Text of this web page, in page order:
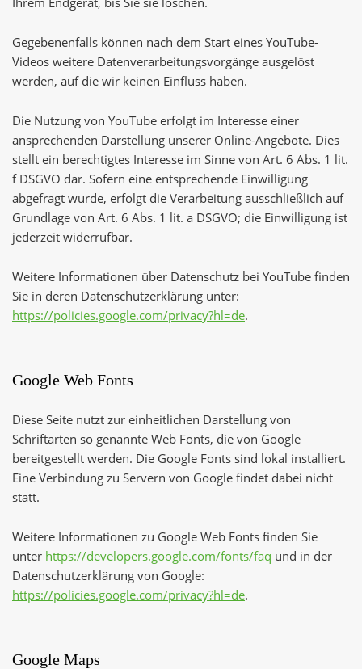
Gegebenenfalls können nach dem Start eines YouTube-
Videos weitere Datenverarbeitungsvorgänge ausgelöst
werden, auf die wir keinen Einfluss haben.
Die Nutzung von YouTube erfolgt im Interesse einer
ansprechenden Darstellung unserer Online-Angebote. Dies
stellt ein berechtigtes Interesse im Sinne von Art. 6 Abs. 1 lit.
f DSGVO dar. Sofern eine entsprechende Einwilligung
abgefragt wurde, erfolgt die Verarbeitung ausschließlich auf
Grundlage von Art. 6 Abs. 1 lit. a DSGVO; die Einwilligung ist
jederzeit widerrufbar.
Weitere Informationen über Datenschutz bei YouTube finden
Sie in deren Datenschutzerklärung unter:
https://policies.google.com/privacy?hl=de.
Google Web Fonts
Diese Seite nutzt zur einheitlichen Darstellung von
Schriftarten so genannte Web Fonts, die von Google
bereitgestellt werden. Die Google Fonts sind lokal installiert.
Eine Verbindung zu Servern von Google findet dabei nicht
statt.
Weitere Informationen zu Google Web Fonts finden Sie
unter https://developers.google.com/fonts/faq und in der
Datenschutzerklärung von Google:
https://policies.google.com/privacy?hl=de.
Google Maps